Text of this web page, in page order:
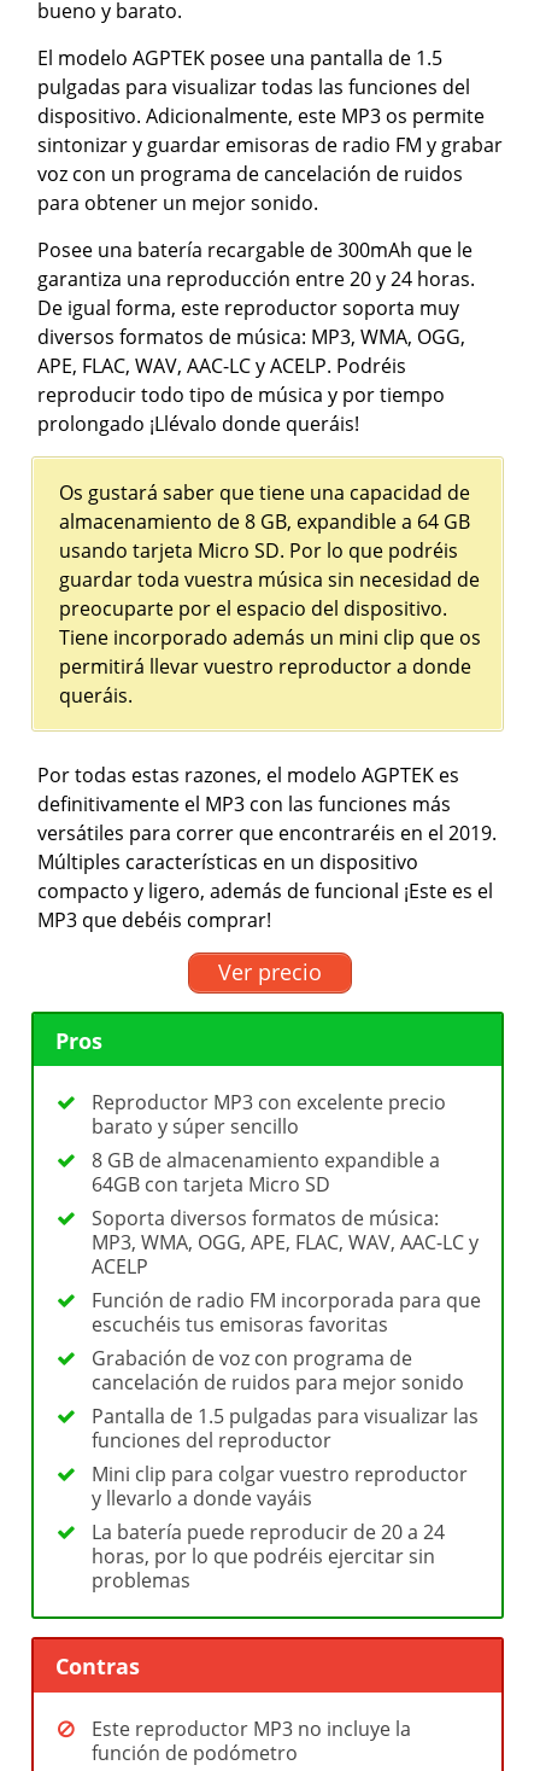
bueno y barato.
El modelo AGPTEK posee una pantalla de 1.5
pulgadas para visualizar todas las funciones del
dispositivo. Adicionalmente, este MP3 os permite
sintonizar y guardar emisoras de radio FM y grabar
voz con un programa de cancelación de ruidos
para obtener un mejor sonido.
Posee una batería recargable de 300mAh que le
garantiza una reproducción entre 20 y 24 horas.
De igual forma, este reproductor soporta muy
diversos formatos de música: MP3, WMA, OGG,
APE, FLAC, WAV, AAC-LC y ACELP. Podréis
reproducir todo tipo de música y por tiempo
prolongado ¡Llévalo donde queráis!
Os gustará saber que tiene una capacidad de
almacenamiento de 8 GB, expandible a 64 GB
usando tarjeta Micro SD. Por lo que podréis
guardar toda vuestra música sin necesidad de
preocuparte por el espacio del dispositivo.
Tiene incorporado además un mini clip que os
permitirá llevar vuestro reproductor a donde
queráis.
Por todas estas razones, el modelo AGPTEK es
definitivamente el MP3 con las funciones más
versátiles para correr que encontraréis en el 2019.
Múltiples características en un dispositivo
compacto y ligero, además de funcional ¡Este es el
MP3 que debéis comprar!
Ver precio
Pros
Reproductor MP3 con excelente precio
barato y súper sencillo
8 GB de almacenamiento expandible a
64GB con tarjeta Micro SD
Soporta diversos formatos de música:
MP3, WMA, OGG, APE, FLAC, WAV, AAC-LC y
ACELP
Función de radio FM incorporada para que
escuchéis tus emisoras favoritas
Grabación de voz con programa de
cancelación de ruidos para mejor sonido
Pantalla de 1.5 pulgadas para visualizar las
funciones del reproductor
Mini clip para colgar vuestro reproductor
y llevarlo a donde vayáis
La batería puede reproducir de 20 a 24
horas, por lo que podréis ejercitar sin
problemas
Contras
Este reproductor MP3 no incluye la
función de podómetro